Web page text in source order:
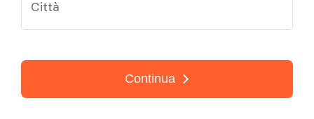
Città
Continua